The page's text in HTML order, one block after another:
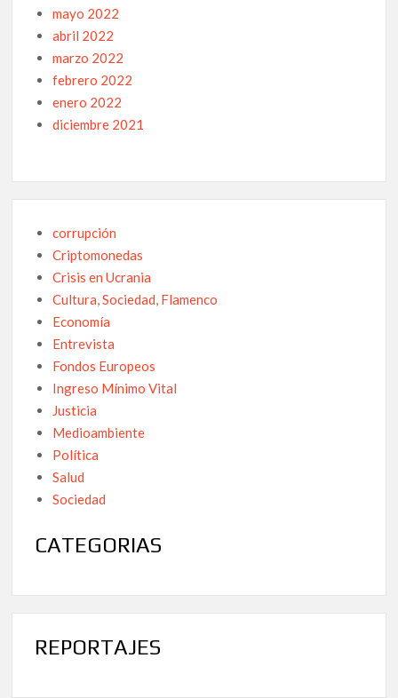
mayo 2022
abril 2022
marzo 2022
febrero 2022
enero 2022
diciembre 2021
corrupción
Criptomonedas
Crisis en Ucrania
Cultura, Sociedad, Flamenco
Economía
Entrevista
Fondos Europeos
Ingreso Mínimo Vital
Justicia
Medioambiente
Política
Salud
Sociedad
CATEGORIAS
REPORTAJES